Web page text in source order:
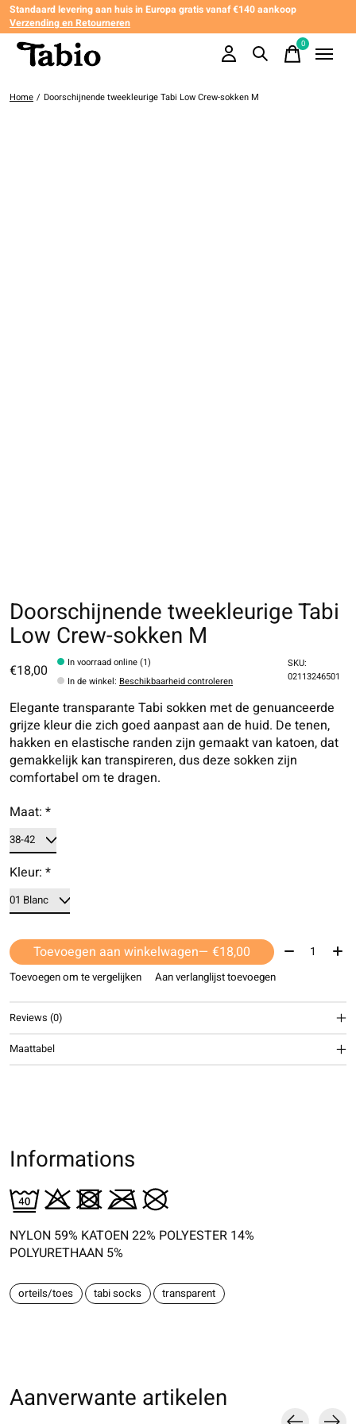
Standaard levering aan huis in Europa gratis vanaf €140 aankoop
Verzending en Retourneren
0items
Home / Doorschijnende tweekleurige Tabi Low Crew-sokken M
Doorschijnende tweekleurige Tabi
Low Crew-sokken M
€18,00
In voorraad online (1)
In de winkel: Beschikbaarheid controleren
SKU:
02113246501
Elegante transparante Tabi sokken met de genuanceerde
grijze kleur die zich goed aanpast aan de huid. De tenen,
hakken en elastische randen zijn gemaakt van katoen, dat
gemakkelijk kan transpireren, dus deze sokken zijn
comfortabel om te dragen.
Maat: *
Kleur: *
Toevoegen aan winkelwagen — €18,00 Aantal:
Toevoegen om te vergelijken Aan verlanglijst toevoegen
Reviews (0)
Maattabel
Informations
NYLON 59% KATOEN 22% POLYESTER 14%
POLYURETHAAN 5%
orteils/toes tabi socks transparent
Aanverwante artikelen